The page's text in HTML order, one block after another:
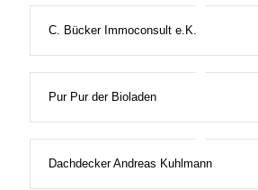
C. Bücker Immoconsult e.K.
Pur Pur der Bioladen
Dachdecker Andreas Kuhlmann